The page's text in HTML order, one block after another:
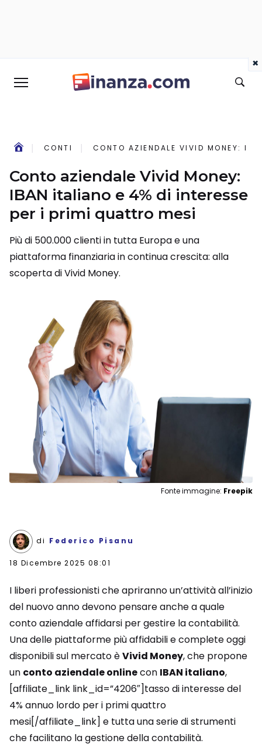
CONTI CONTO AZIENDALE VIVID MONEY:
Conto aziendale Vivid Money:
IBAN italiano e 4% di interesse
per i primi quattro mesi
Più di 500.000 clienti in tutta Europa e una
piattaforma finanziaria in continua crescita: alla
scoperta di Vivid Money.
Fonte immagine: Freepik
di Federico Pisanu
18 Dicembre 2025 08:01
I liberi professionisti che apriranno un’attività all’inizio
del nuovo anno devono pensare anche a quale
conto aziendale affidarsi per gestire la contabilità.
Una delle piattaforme più affidabili e complete oggi
disponibili sul mercato èVivid Money, che propone
un conto aziendale onlinecon IBAN italiano,
[affiliate_link link_id=”4206″]tasso di interesse del
4% annuo lordo per i primi quattro
mesi[/affiliate_link] e tutta una serie di strumenti
che facilitano la gestione della contabilità.
×